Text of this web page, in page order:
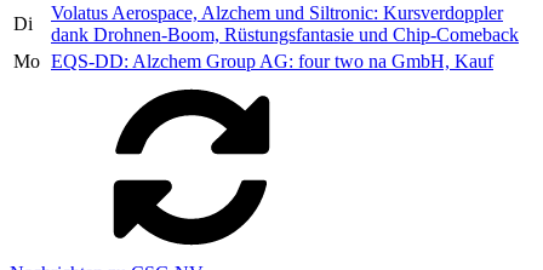
Di
Volatus Aerospace, Alzchem und Siltronic: Kursverdoppler
dank Drohnen-Boom, Rüstungsfantasie und Chip-Comeback
Mo EQS-DD: Alzchem Group AG: four two na GmbH, Kauf